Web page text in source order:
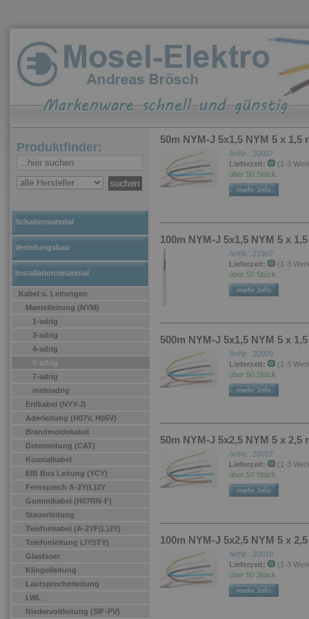
Produktfinder:
Schaltermaterial
Verteilungsbau
Installationsmaterial
Kabel u. Leitungen
Mantelleitung (NYM)
1-adrig
3-adrig
4-adrig
5-adrig
7-adrig
mehradrig
Erdkabel (NYY-J)
Aderleitung (H07V, H05V)
Brandmeldekabel
Datenleitung (CAT)
Koaxialkabel
EIB Bus Leitung (YCY)
Fernsprech A-2Y(L)2Y
Gummikabel (H07RN-F)
Steuerleitung
Telefonkabel (A-2YF(L)2Y)
Telefonleitung (JYSTY)
Glasfaser
Klingelleitung
Lautsprecherleitung
LWL
Niedervoltleitung (SIF-PV)
50m NYM-J 5x1,5 NYM 5 x 1,5
ArtNr.: 20007
Lieferzeit:
(1-3
über 50 Stück.
100m NYM-J 5x1,5 NYM 5 x
ArtNr.: 21907
Lieferzeit:
(1-3
über 50 Stück.
500m NYM-J 5x1,5 NYM 5 x
ArtNr.: 20009
Lieferzeit:
(1-3
über 50 Stück.
50m NYM-J 5x2,5 NYM 5 x 2,5
ArtNr.: 20017
Lieferzeit:
(1-3
über 50 Stück.
100m NYM-J 5x2,5 NYM 5 x
ArtNr.: 20018
Lieferzeit:
(1-3
über 50 Stück.